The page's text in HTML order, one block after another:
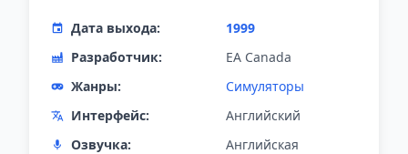
Дата выхода:
1999
Разработчик:
EA Canada
Жанры:
Симуляторы
Интерфейс:
Английский
Озвучка:
Английская